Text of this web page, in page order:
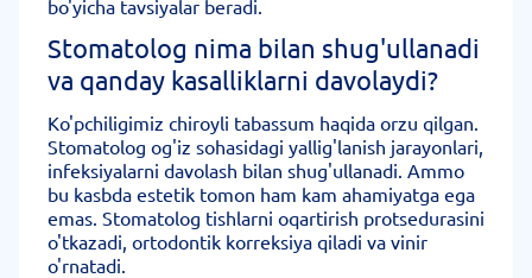
bo'yicha tavsiyalar beradi.
Stomatolog nima bilan shug'ullanadi
va qanday kasalliklarni davolaydi?
Ko'pchiligimiz chiroyli tabassum haqida orzu qilgan.
Stomatolog og'iz sohasidagi yallig'lanish jarayonlari,
infeksiyalarni davolash bilan shug'ullanadi. Ammo
bu kasbda estetik tomon ham kam ahamiyatga ega
emas. Stomatolog tishlarni oqartirish protsedurasini
o'tkazadi, ortodontik korreksiya qiladi va vinir
o'rnatadi.